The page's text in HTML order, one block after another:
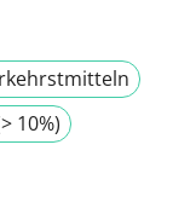
10%)